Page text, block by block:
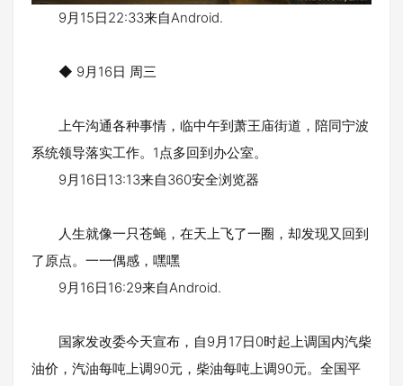
9月15日22:33来自Android.
◆ 9月16日 周三
上午沟通各种事情，临中午到萧王庙街道，陪同宁波
系统领导落实工作。1点多回到办公室。
9月16日13:13来自360安全浏览器
人生就像一只苍蝇，在天上飞了一圈，却发现又回到
了原点。一一偶感，嘿嘿
9月16日16:29来自Android.
国家发改委今天宣布，自9月17日0时起上调国内汽柴
油价，汽油每吨上调90元，柴油每吨上调90元。全国平